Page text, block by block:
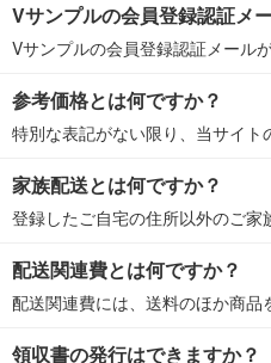
Vサンプルの会員登録認証メ
Vサンプルの会員登録認証メール
参考価格とは何ですか？
特別な表記がない限り、当サイト
家族配送とは何ですか？
登録したご自宅の住所以外のご家
配送関連費とは何ですか？
配送関連費には、送料のほか商品
領収書の発行はできますか？